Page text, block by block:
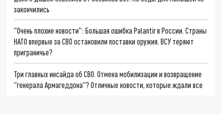
закончились
"Очень плохие новости": Большая ошибка Palantir в России. Страны
НАТО впервые за СВО остановили поставки оружия. ВСУ теряют
приграничье?
Три главных инсайда об СВО. Отмена мобилизации и возвращение
"генерала Армагеддона"? Отличные новости, которые ждали все